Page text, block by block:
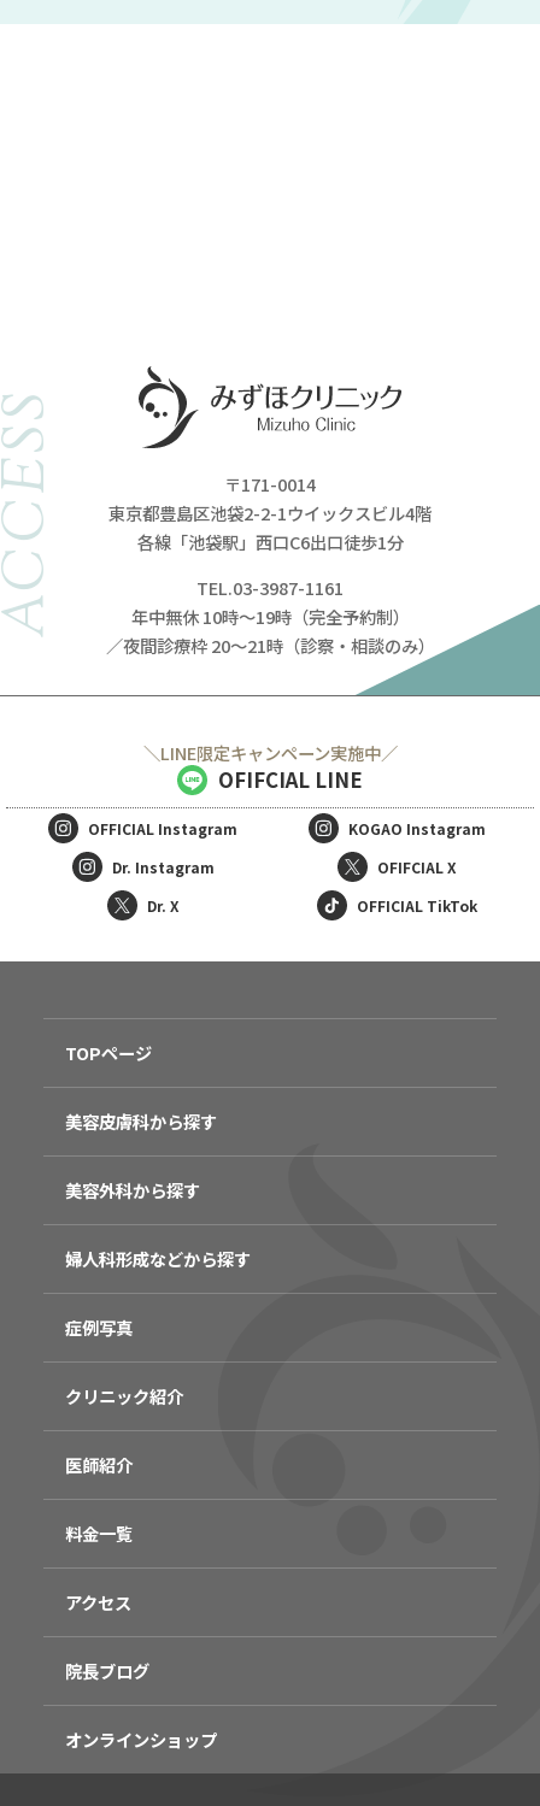
〒171-0014
東京都豊島区池袋2-2-1ウイックスビル4階
各線「池袋駅」西口C6出口徒歩1分
TEL.03-3987-1161
年中無休 10時～19時（完全予約制）
／夜間診療枠 20～21時（診察・相談のみ）
＼LINE限定キャンペーン実施中／
OFIFCIAL LINE
OFFICIAL Instagram KOGAO Instagram
Dr. Instagram
OFIFCIAL X
Dr. X
OFFICIAL TikTok
TOPページ
美容皮膚科から探す
美容外科から探す
婦人科形成などから探す
症例写真
クリニック紹介
医師紹介
料金一覧
アクセス
院長ブログ
オンラインショップ